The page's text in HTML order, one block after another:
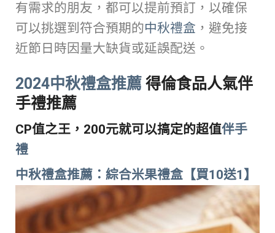
有需求的朋友，都可以提前預訂，以確保
可以挑選到符合預期的中秋禮盒 ，避免接
近節日時因量大缺貨或延誤配送。
2024中秋禮盒推薦 得倫食品人氣伴
手禮推薦
CP值之王，200元就可以搞定的超值伴手
禮
中秋禮盒推薦：綜合米果禮盒【買10送1】